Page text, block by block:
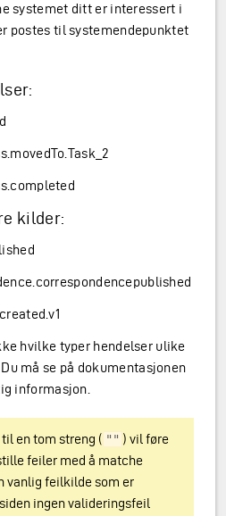
systemet ditt er interessert i
postes til systemendepunktet
kilder:
hvilke typer hendelser ulike
må se på dokumentasjonen
informasjon.
til en tom streng ( "" ) vil føre
feiler med å matche
vanlig feilkilde som er
ingen valideringsfeil